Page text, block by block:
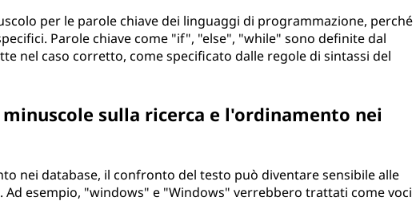
per le parole chiave dei linguaggi di programmazione, perché
Parole chiave come "if", "else", "while" sono definite dal
nel caso corretto, come specificato dalle regole di sintassi del
sulla ricerca e l'ordinamento nei
nei database, il confronto del testo può diventare sensibile alle
Ad esempio, "windows" e "Windows" verrebbero trattati come voci